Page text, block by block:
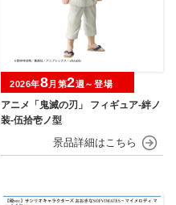
アニメ「鬼滅の刃」 フィギュア-絆ノ
装-伍拾壱ノ型
2026年8月第2週～登場